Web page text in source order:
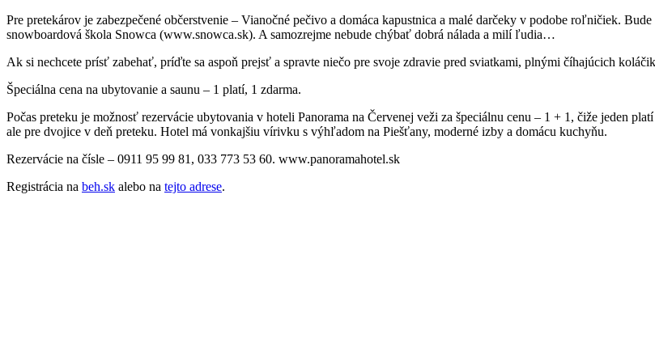
Pre pretekárov je zabezpečené občerstvenie – Vianočné pečivo a domáca kapustnica a malé darčeky v podobe roľničiek.
snowboardová škola Snowca (www.snowca.sk). A samozrejme nebude chýbať dobrá nálada a milí ľudia…
Ak si nechcete prísť zabehať, príďte sa aspoň prejsť a spravte niečo pre svoje zdravie pred sviatkami, plnými číhajúcich
Špeciálna cena na ubytovanie a saunu – 1 platí, 1 zdarma.
Počas preteku je možnosť rezervácie ubytovania v hoteli Panorama na Červenej veži za špeciálnu cenu – 1 + 1, čiže jeden
ale pre dvojice v deň preteku. Hotel má vonkajšiu vírivku s výhľadom na Piešťany, moderné izby a domácu kuchyňu.
Rezervácie na čísle – 0911 95 99 81, 033 773 53 60. www.panoramahotel.sk
Registrácia na beh.sk alebo na tejto adrese.